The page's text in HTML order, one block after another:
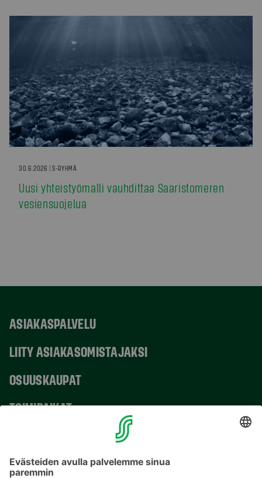
30.6.2026 | S-RYHMÄ
Uusi yhteistyömalli vauhdittaa Saaristomeren
vesiensuojelua
ASIAKASPALVELU
LIITY ASIAKASOMISTAJAKSI
OSUUSKAUPAT
TOIMIPAIKAT